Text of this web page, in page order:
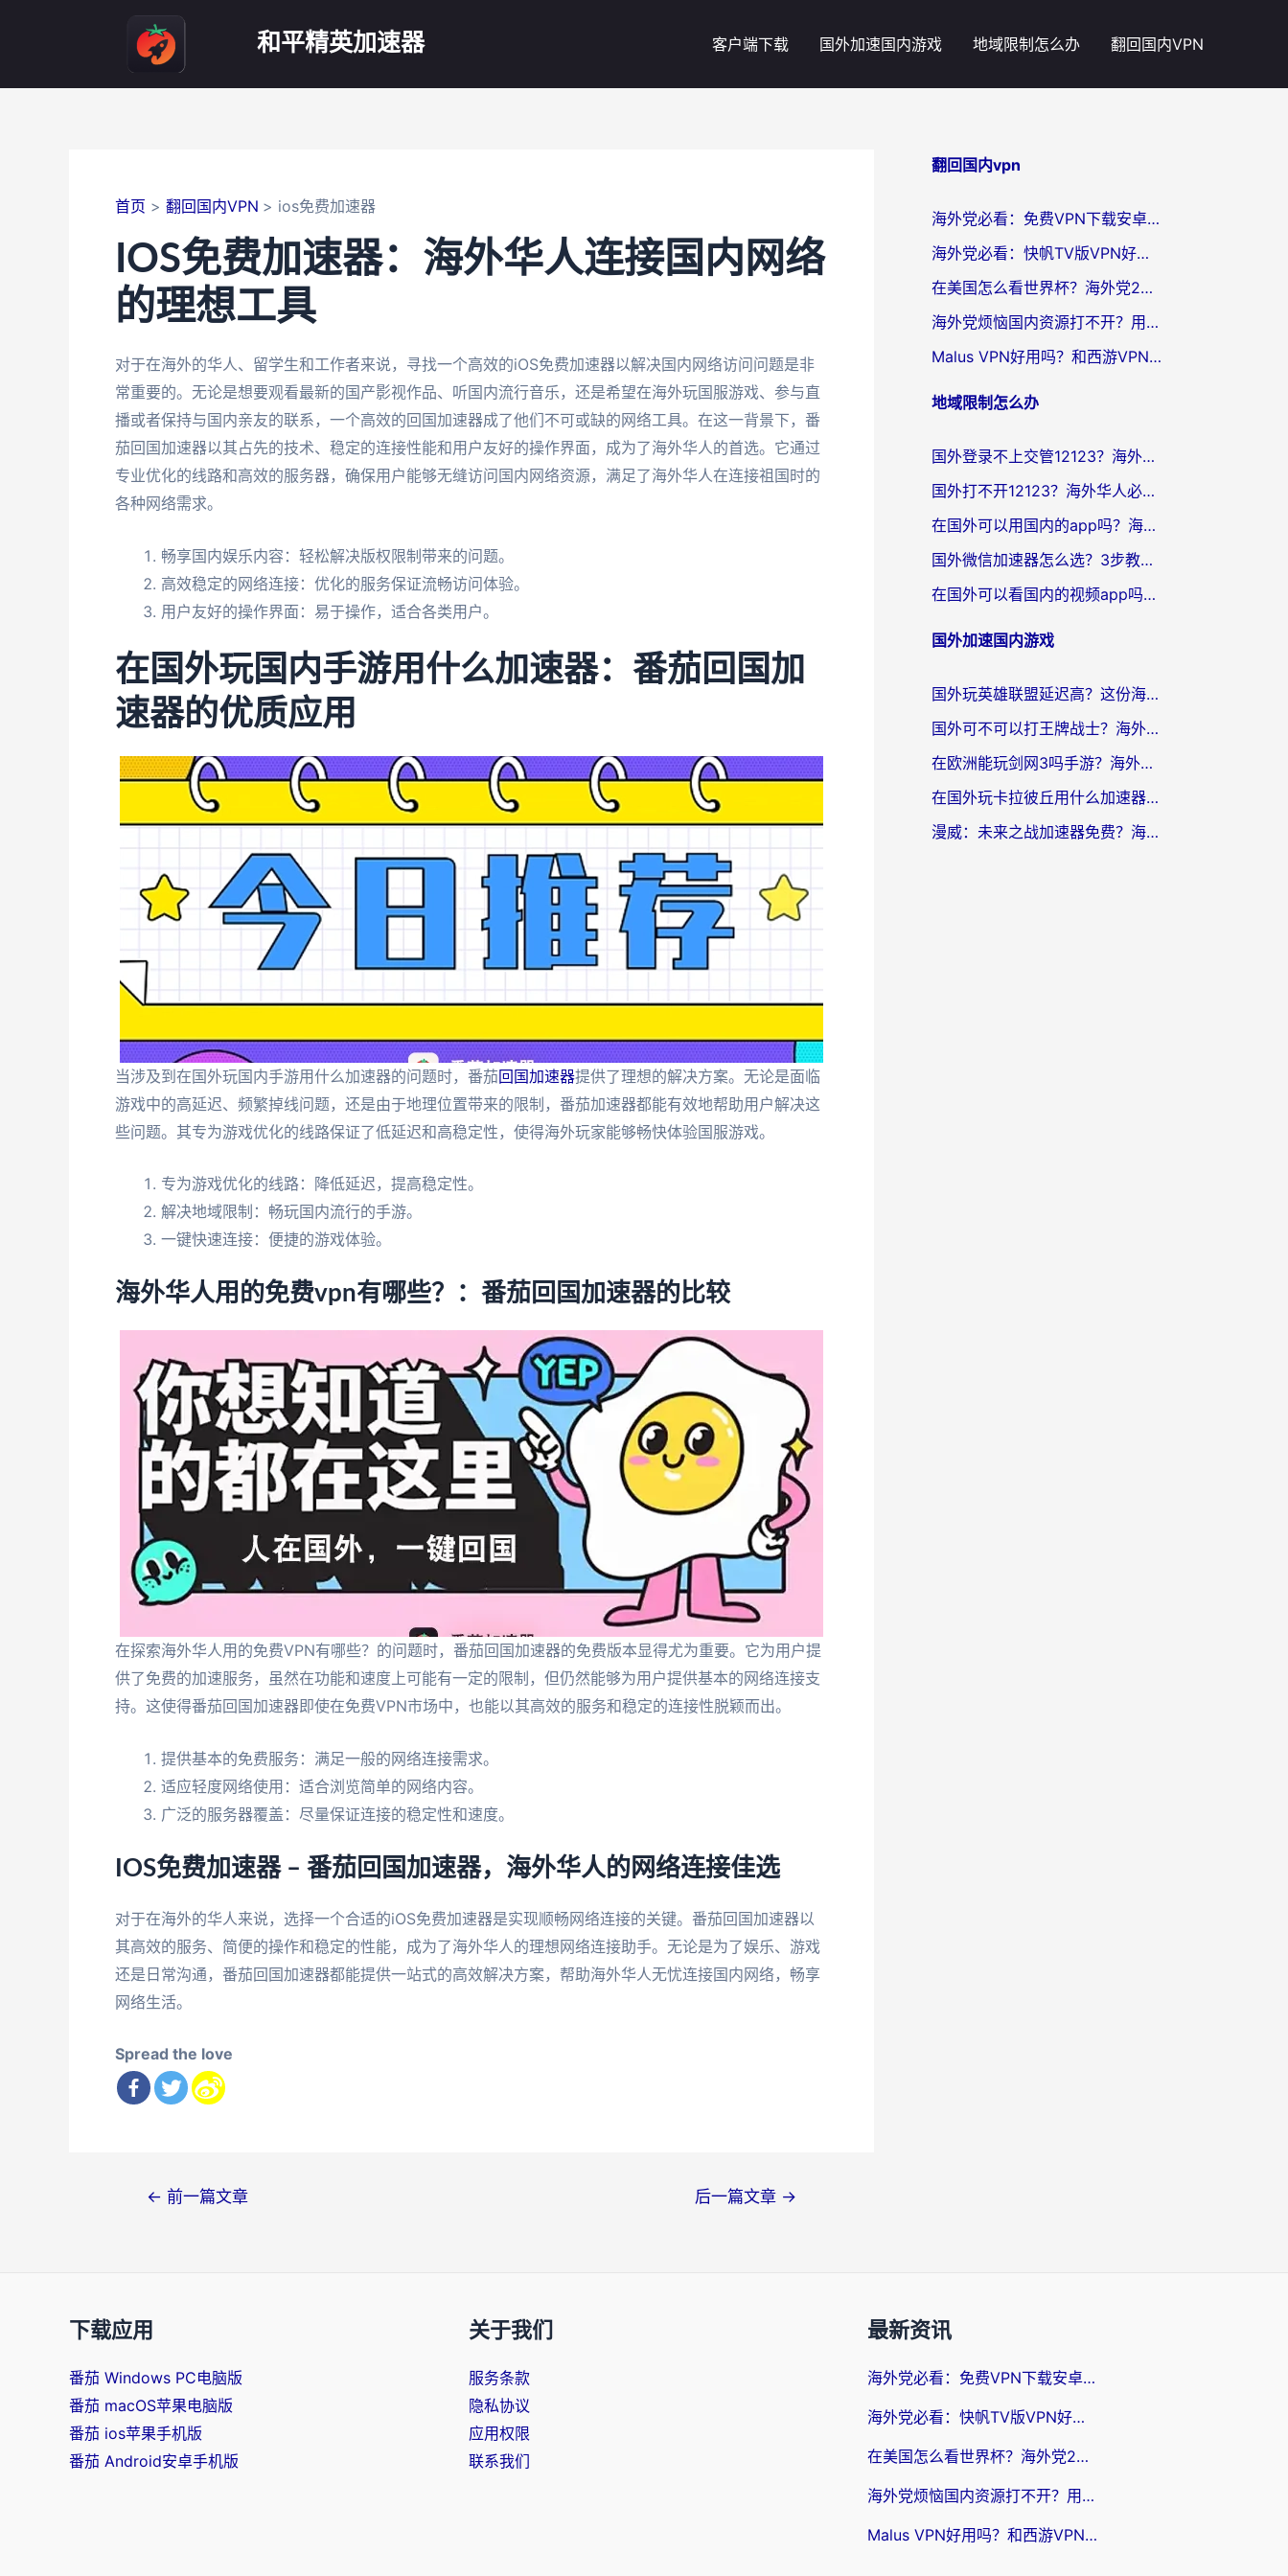
和平精英加速器 客户端下载 国外加速国内游戏 地域限制怎么办 翻回国内VPN
首页 翻回国内VPN ios免费加速器
IOS免费加速器：海外华人连接国内网络
的理想工具
对于在海外的华人、留学生和工作者来说，寻找一个高效的iOS免费加速器以解决国内网络访问问题是非
常重要的。无论是想要观看最新的国产影视作品、听国内流行音乐，还是希望在海外玩国服游戏、参与直
播或者保持与国内亲友的联系，一个高效的回国加速器成了他们不可或缺的网络工具。在这一背景下，番
茄回国加速器以其占先的技术、稳定的连接性能和用户友好的操作界面，成为了海外华人的首选。它通过
专业优化的线路和高效的服务器，确保用户能够无缝访问国内网络资源，满足了海外华人在连接祖国时的
各种网络需求。
畅享国内娱乐内容：轻松解决版权限制带来的问题。
高效稳定的网络连接：优化的服务保证流畅访问体验。
用户友好的操作界面：易于操作，适合各类用户。
在国外玩国内手游用什么加速器：番茄回国加
速器的优质应用
当涉及到在国外玩国内手游用什么加速器的问题时，番茄回国加速器提供了理想的解决方案。无论是面临
游戏中的高延迟、频繁掉线问题，还是由于地理位置带来的限制，番茄加速器都能有效地帮助用户解决这
些问题。其专为游戏优化的线路保证了低延迟和高稳定性，使得海外玩家能够畅快体验国服游戏。
专为游戏优化的线路：降低延迟，提高稳定性。
解决地域限制：畅玩国内流行的手游。
一键快速连接：便捷的游戏体验。
海外华人用的免费vpn有哪些？：番茄回国加速器的比较
在探索海外华人用的免费VPN有哪些？的问题时，番茄回国加速器的免费版本显得尤为重要。它为用户提
供了免费的加速服务，虽然在功能和速度上可能有一定的限制，但仍然能够为用户提供基本的网络连接支
持。这使得番茄回国加速器即使在免费VPN市场中，也能以其高效的服务和稳定的连接性脱颖而出。
提供基本的免费服务：满足一般的网络连接需求。
适应轻度网络使用：适合浏览简单的网络内容。
广泛的服务器覆盖：尽量保证连接的稳定性和速度。
IOS免费加速器 – 番茄回国加速器，海外华人的网络连接佳选
对于在海外的华人来说，选择一个合适的iOS免费加速器是实现顺畅网络连接的关键。番茄回国加速器以
其高效的服务、简便的操作和稳定的性能，成为了海外华人的理想网络连接助手。无论是为了娱乐、游戏
还是日常沟通，番茄回国加速器都能提供一站式的高效解决方案，帮助海外华人无忧连接国内网络，畅享
网络生活。
Spread the love
← 前一篇文章 后一篇文章 →
翻回国内vpn
海外党必看：免费VPN下载安卓+3步选对国外到国内加速器，无缝刷国内资源
海外党必看：快帆TV版VPN好用吗？和斧牛手游VPN对比哪个回国效果更好？附电脑翻墙回国实用技巧
在美国怎么看世界杯？海外党2026最新回国加速器指南：从影音到游戏全搞定
海外党烦恼国内资源打不开？用VPN上海节点+这几点，轻松搞定回国加速！
Malus VPN好用吗？和西游VPN对比哪个回国效果更好？海外党亲测后的真实选择
地域限制怎么办
国外登录不上交管12123？海外党选对回国加速器，无缝访问国内资源不发愁
国外打不开12123？海外华人必看：选对回国加速器，无缝访问国内资源
在国外可以用国内的app吗？海外党亲测有效的回国加速方案
国外微信加速器怎么选？3步教你无缝访问国内资源（附避坑指南）
在国外可以看国内的视频app吗知乎？海外党亲测有效的追剧解决方案
国外加速国内游戏
国外玩英雄联盟延迟高？这份海外畅玩国服游戏的加速器终极指南帮你搞定
国外可不可以打王牌战士？海外党国服游戏加速终极指南（附3款热门游戏实测）
在欧洲能玩剑网3吗手游？海外党国服畅玩终极攻略（附三大热门游戏解决方案）
在国外玩卡拉彼丘用什么加速器好一点？海外党亲测有效的国服游戏加速指南
漫威：未来之战加速器免费？海外玩家国服畅玩终极指南（附一梦江湖弈剑行解决方案）
下载应用
番茄 Windows PC电脑版
番茄 macOS苹果电脑版
番茄 ios苹果手机版
番茄 Android安卓手机版
关于我们
服务条款
隐私协议
应用权限
联系我们
最新资讯
海外党必看：免费VPN下载安卓+3步选对国外到国内加速器，无缝刷国内资源
海外党必看：快帆TV版VPN好用吗？和斧牛手游VPN对比哪个回国效果更好？附电脑翻墙回国实用技巧
在美国怎么看世界杯？海外党2026最新回国加速器指南：从影音到游戏全搞定
海外党烦恼国内资源打不开？用VPN上海节点+这几点，轻松搞定回国加速！
Malus VPN好用吗？和西游VPN对比哪个回国效果更好？海外党亲测后的真实选择